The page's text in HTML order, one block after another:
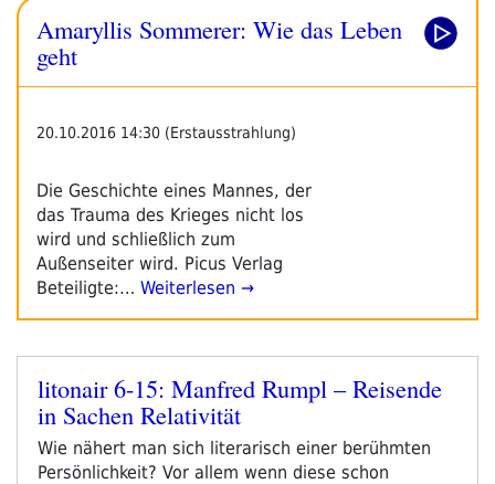
Amaryllis Sommerer: Wie das Leben
geht
20.10.2016 14:30 (Erstausstrahlung)
Die Geschichte eines Mannes, der
das Trauma des Krieges nicht los
wird und schließlich zum
Außenseiter wird. Picus Verlag
Beteiligte:… Weiterlesen →
Veröffentlicht
am
litonair 6-15: Manfred Rumpl – Reisende
in Sachen Relativität
Wie nähert man sich literarisch einer berühmten
Persönlichkeit? Vor allem wenn diese schon